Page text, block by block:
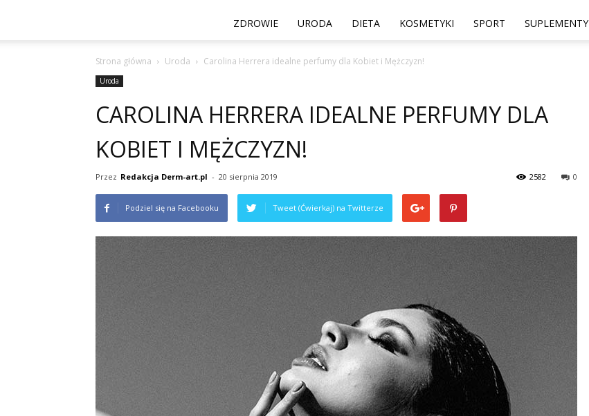
ZDROWIE URODA DIETA KOSMETYKI SPORT SUPLEMENTY
Strona główna Uroda Carolina Herrera idealne perfumy dla Kobiet i Mężczyzn!
Uroda
CAROLINA HERRERA IDEALNE PERFUMY DLA
KOBIET I MĘŻCZYZN!
Przez Redakcja Derm-art.pl - 20 sierpnia 2019 0
2582
Podziel się na Facebooku Tweet (Ćwierkaj) na Twitterze